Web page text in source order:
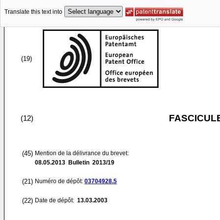
Translate this text into
(19)
(12)
(45) Mention de la délivrance du brevet:
08.05.2013 Bulletin 2013/19
(21) Numéro de dépôt: 03704928.5
(22) Date de dépôt: 13.03.2003